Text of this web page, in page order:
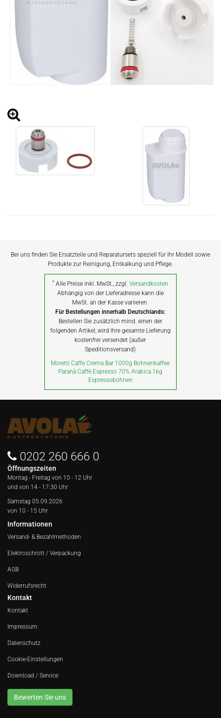
Bei uns finden Sie Ersatzteile und Reparatursets speziell für Ihr Modell sowie
Produkte zur Reinigung, Entkalkung und Pflege.
* Alle Preise inkl. MwSt., zzgl.Versandkosten
Abhängig von der Lieferadresse kann die
MwSt. an der Kasse variieren.
Für Bestellungen innerhalb Deutschlands:
Bestellen Sie zusätzlich mind. einen der
folgenden Artikel, wird Ihre gesamte Lieferung
kostenfrei versendet (außer
Speditionsversand)
Moretti Caffe Crema Bar 1000g Bohnenkaffee
Paranà Caffè Espresso 70% Arabica 1kg
Espressobohnen
0202 260 666 0
Öffnungszeiten
Montag - Freitag von 10 - 12 Uhr
und von 14 - 17:30 Uhr
Samstag 05.09.2026
von 10 - 15 Uhr
Informationen
Versand- & Bezahlmethoden
Elektroschrott / Verpackung
AGB
Widerrufsrecht
Kontakt
Kontakt
Impressum
Datenschutz
Cookie-Einstellungen
Download / Service
Bewerten Sie uns